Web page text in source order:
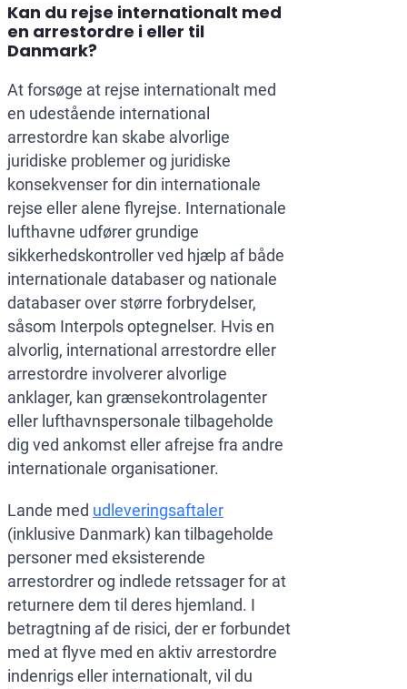
Kan du rejse internationalt med
en arrestordre i eller til
Danmark?
At forsøge at rejse internationalt med
en udestående international
arrestordre kan skabe alvorlige
juridiske problemer og juridiske
konsekvenser for din internationale
rejse eller alene flyrejse. Internationale
lufthavne udfører grundige
sikkerhedskontroller ved hjælp af både
internationale databaser og nationale
databaser over større forbrydelser,
såsom Interpols optegnelser. Hvis en
alvorlig, international arrestordre eller
arrestordre involverer alvorlige
anklager, kan grænsekontrolagenter
eller lufthavnspersonale tilbageholde
dig ved ankomst eller afrejse fra andre
internationale organisationer.
Lande med udleveringsaftaler
(inklusive Danmark) kan tilbageholde
personer med eksisterende
arrestordrer og indlede retssager for at
returnere dem til deres hjemland. I
betragtning af de risici, der er forbundet
med at flyve med en aktiv arrestordre
indenrigs eller internationalt, vil du